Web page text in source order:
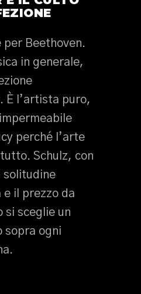
per Beethoven.
in generale,
È l’artista puro,
perché l’arte
Schulz, con
solitudine
e il prezzo da
si sceglie un
sopra ogni